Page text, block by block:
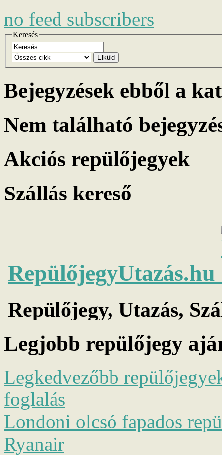
no feed subscribers
Keresés
Elküld
Bejegyzések ebből a
Nem található
Akciós repülőjegyek
Szállás kereső
Legjobb repülőjegy
Legkedvezőbb
foglalás
Londoni olcsó fapados
Ryanair